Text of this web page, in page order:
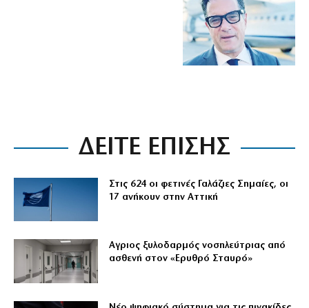
ΔΕΙΤΕ ΕΠΙΣΗΣ
Στις 624 οι φετινές Γαλάζιες Σημαίες, οι
17 ανήκουν στην Αττική
Αγριος ξυλοδαρμός νοσηλεύτριας από
ασθενή στον «Ερυθρό Σταυρό»